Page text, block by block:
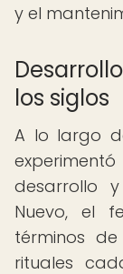
y el
los siglos
A lo largo
desarrollo
Nuevo, el
términos
rituales